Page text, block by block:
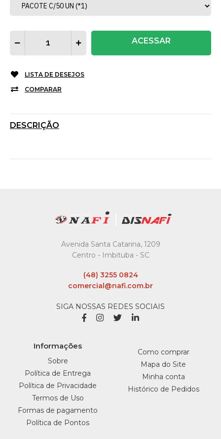
ACESSAR
LISTA DE DESEJOS
COMPARAR
DESCRIÇÃO
Avenida Santa Catarina, 1209
Centro - Imbituba - SC
(48) 3255 0824
comercial@nafi.com.br
SIGA NOSSAS REDES SOCIAIS
Informações
Sobre
Política de Entrega
Política de Privacidade
Termos de Uso
Formas de pagamento
Política de Pontos
Como comprar
Mapa do Site
Minha conta
Histórico de Pedidos